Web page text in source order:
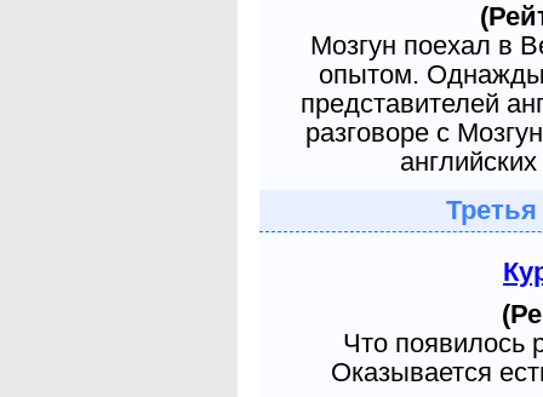
Мозгун поехал в
опытом. Однажды
представителей
разговоре с
Что появилось
Оказывается